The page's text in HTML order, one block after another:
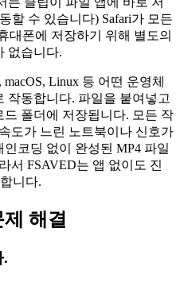
할 수 있습니다) Safari가 모든
대폰에 저장하기 위해 별도의
없습니다.
Linux 등 어떤 운영체
작동합니다. 파일을 붙여넣고
폴더에 저장됩니다. 모든 작
도가 느린 노트북이나 신호가
코딩 없이 완성된 MP4 파일
서 FSAVED는 앱 없이도 진
니다.
해결
.